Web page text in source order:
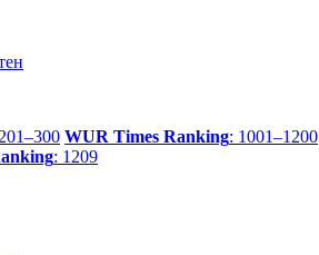
WUR Times Ranking: 1001–1200
: 1209